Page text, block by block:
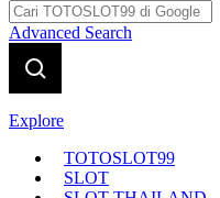
Advanced Search
Explore
TOTOSLOT99
SLOT